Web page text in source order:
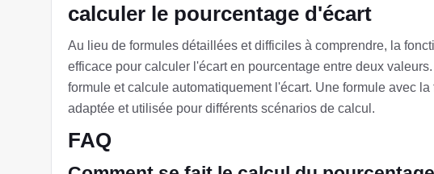
calculer le pourcentage d'écart
Au lieu de formules détaillées et difficiles à comprendre, la
efficace pour calculer l'écart en pourcentage entre deux
formule et calcule automatiquement l'écart. Une formule avec
adaptée et utilisée pour différents scénarios de calcul.
FAQ